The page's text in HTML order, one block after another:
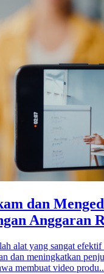
dan
Anggaran
alat yang sangat
dan meningkatkan
membuat video